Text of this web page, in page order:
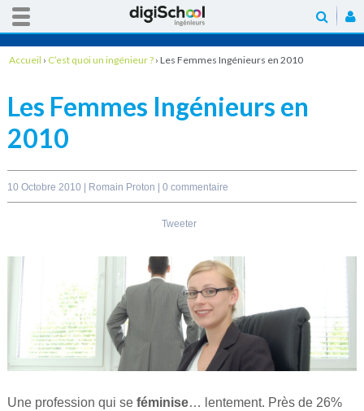
Accueil › C’est quoi un ingénieur ? › Les Femmes Ingénieurs en 2010
Les Femmes Ingénieurs en
2010
10 Octobre 2010 | Romain Proton 0 commentaire
Tweeter
Une profession qui se féminise… lentement. Près de 26%